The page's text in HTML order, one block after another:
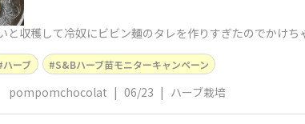
と収穫して冷奴にビビン麺のタレを作りすぎたのでかけち
ハーブ S&Bハーブ苗モニターキャンペーン
pompomchocolat | 06/23 | ハーブ栽培